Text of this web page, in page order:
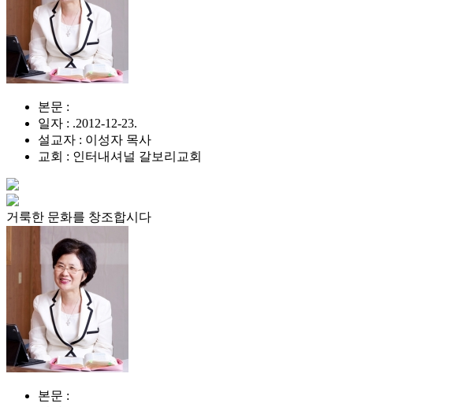
본문 :
일자 : .2012-12-23.
설교자 : 이성자 목사
교회 : 인터내셔널 갈보리교회
거룩한 문화를 창조합시다
본문 :